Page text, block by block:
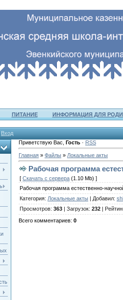
ПИТАНИЕ ИНФОРМАЦИЯ ДЛЯ
Вход
Приветствую Вас Гость · RSS
Главная » Файлы » Локальные акты
Рабочая программа
[ Скачать с сервера (1.10 Mb) ]
Рабочая программа естественно-
Категория: Локальные акты Добавил:
Просмотров: 363 Загрузок: 232
Всего комментариев: 0